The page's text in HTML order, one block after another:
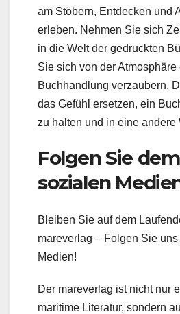
am Stöbern, Entdecken und
erleben. Nehmen Sie sich
in die Welt der gedruckten
Sie sich von der Atmosphäre
Buchhandlung verzaubern.
das Gefühl ersetzen, ein
zu halten und in eine andere
Folgen Sie
sozialen
Bleiben Sie auf dem
mareverlag – Folgen Sie
Medien!
Der mareverlag ist nicht nur
maritime Literatur, sondern